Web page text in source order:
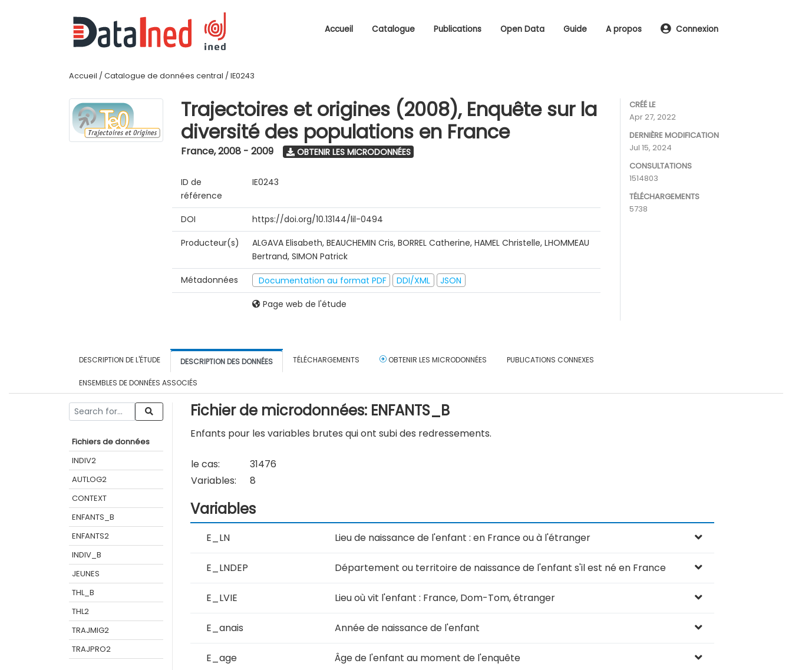
Accueil Catalogue Publications Open Data Guide A propos Connexion
Accueil / Catalogue de données central / IE0243
Trajectoires et origines (2008), Enquête sur la
diversité des populations en France
France,2008 - 2009 OBTENIR LES MICRODONNÉES
ID de
référence
IE0243
DOI
https://doi.org/10.13144/lil-0494
Producteur(s)
ALGAVA Elisabeth, BEAUCHEMIN Cris, BORREL Catherine, HAMEL Christelle, LHOMMEAU
Bertrand, SIMON Patrick
Métadonnées
Documentation au format PDF DDI/XML
JSON
Page web de l'étude
CRÉÉ LE
Apr 27, 2022
DERNIÈRE MODIFICATION
Jul 15, 2024
CONSULTATIONS
1514803
TÉLÉCHARGEMENTS
5738
DESCRIPTION DE L'ÉTUDE DESCRIPTION DES DONNÉES TÉLÉCHARGEMENTS OBTENIR LES MICRODONNÉES PUBLICATIONS CONNEXES
ENSEMBLES DE DONNÉES ASSOCIÉS
Fichiers de données
INDIV2
AUTLOG2
CONTEXT
ENFANTS_B
ENFANTS2
INDIV_B
JEUNES
THL_B
THL2
TRAJMIG2
TRAJPRO2
Fichier de microdonnées: ENFANTS_B
Enfants pour les variables brutes qui ont subi des redressements.
le cas:
31476
Variables:
8
Variables
E_LN Lieu de naissance de l'enfant : en France ou à l'étranger
E_LNDEP Département ou territoire de naissance de l'enfant s'il est né en France
E_LVIE Lieu où vit l'enfant : France, Dom-Tom, étranger
E_anais Année de naissance de l'enfant
E_age Âge de l'enfant au moment de l'enquête